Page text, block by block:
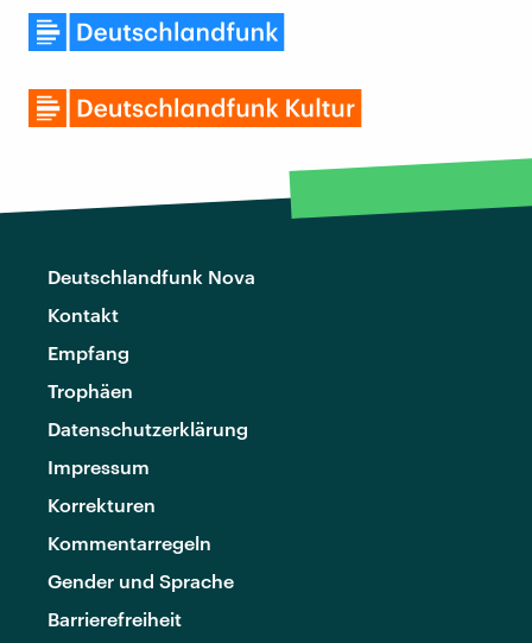
Deutschlandfunk Nova
Kontakt
Empfang
Trophäen
Datenschutzerklärung
Impressum
Korrekturen
Kommentarregeln
Gender und Sprache
Barrierefreiheit